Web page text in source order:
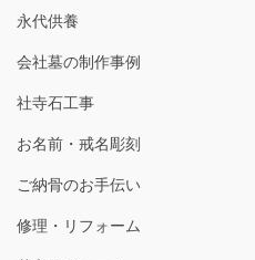
永代供養
会社墓の制作事例
社寺石工事
お名前・戒名彫刻
ご納骨のお手伝い
修理・リフォーム